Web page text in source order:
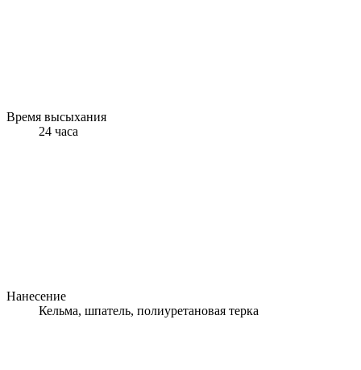
Время высыхания
24 часа
Нанесение
Кельма, шпатель, полиуретановая терка